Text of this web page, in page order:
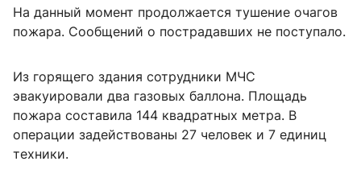
На данный момент продолжается тушение очагов
пожара. Сообщений о пострадавших не поступало.
Из горящего здания сотрудники МЧС
эвакуировали два газовых баллона. Площадь
пожара составила 144 квадратных метра. В
операции задействованы 27 человек и 7 единиц
техники.